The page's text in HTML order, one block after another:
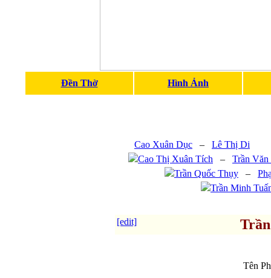
Đền Thờ Hình Ảnh
Cao Xuân Dục – Lê Thị Di
Cao Thị Xuân Tích – Trần
Trần Quốc Thụy –
Trần Minh
[edit]
Tên